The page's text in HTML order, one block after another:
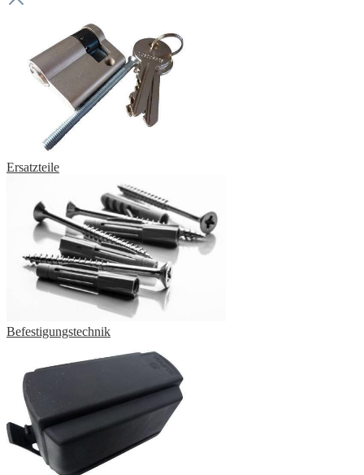
Ersatzteile
Befestigungstechnik